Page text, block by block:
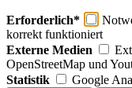
Erforderlich*
korrekt funktioniert
Externe Medien
OpenStreetMap und
Statistik
Google